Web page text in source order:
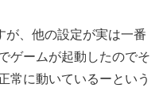
が、他の設定が実は一番
ゲームが起動したのでそ
常に動いているーという